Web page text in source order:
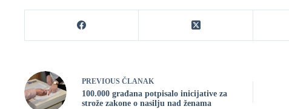
PREVIOUS ČLANAK
100.000 građana potpisalo inicijative za
strože zakone o nasilju nad ženama